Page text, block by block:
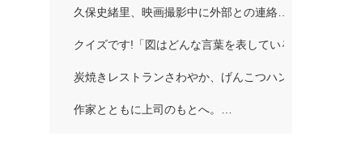
久保史緒里、映画撮影中に外部との連絡…
クイズです!「図はどんな言葉を表している?」…
炭焼きレストランさわやか、げんこつハンバーグなど
作家とともに上司のもとへ。…